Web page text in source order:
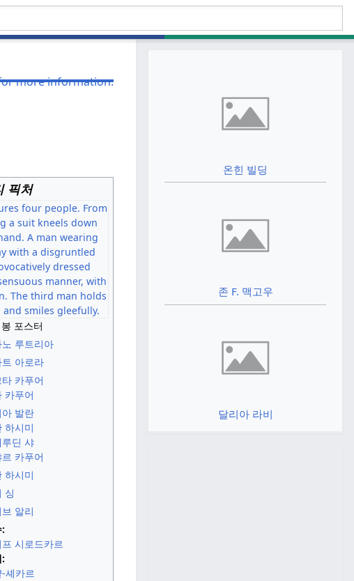
픽처
포스터
노 루트리아
트 아로라
카푸어
카푸어
아 발란
하시미
루딘 샤
카푸어
하시미
싱
알리
:
시로드카르
:
셰카르
온힌 빌딩
존 F. 맥고우
달리아 라비